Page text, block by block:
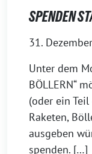
SPENDEN
31.
Unter dem
BÖLLERN“
(oder ein
Raketen,
ausgeben
spenden. […]